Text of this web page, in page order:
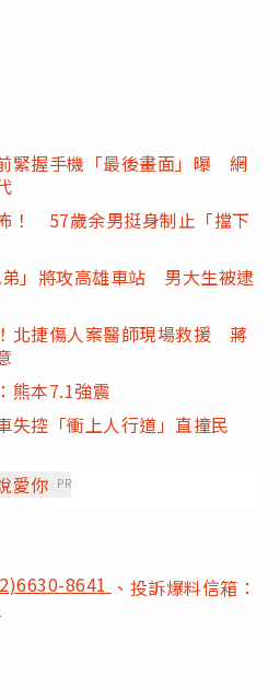
緊握手機「最後畫面」曝 網
！ 57歲余男挺身制止「擋下
」將攻高雄車站 男大生被逮
北捷傷人案醫師現場救援 蔣
熊本7.1強震
失控「衝上人行道」直撞民
愛你 PR
8641 、投訴爆料信箱：